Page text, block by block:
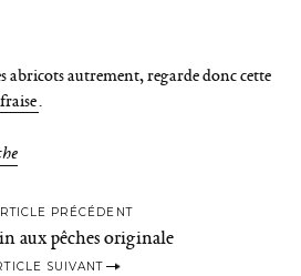
abricots autrement, regarde donc cette
.
PRÉCÉDENT
aux pêches originale
SUIVANT